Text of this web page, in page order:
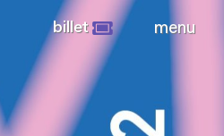
billet menu